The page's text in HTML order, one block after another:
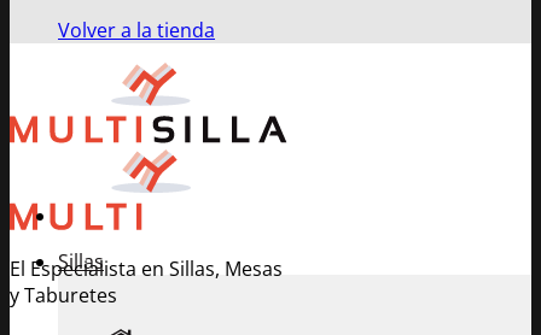
Volver a la tienda
El Especialista en Sillas, Mesas
y Taburetes
Sillas